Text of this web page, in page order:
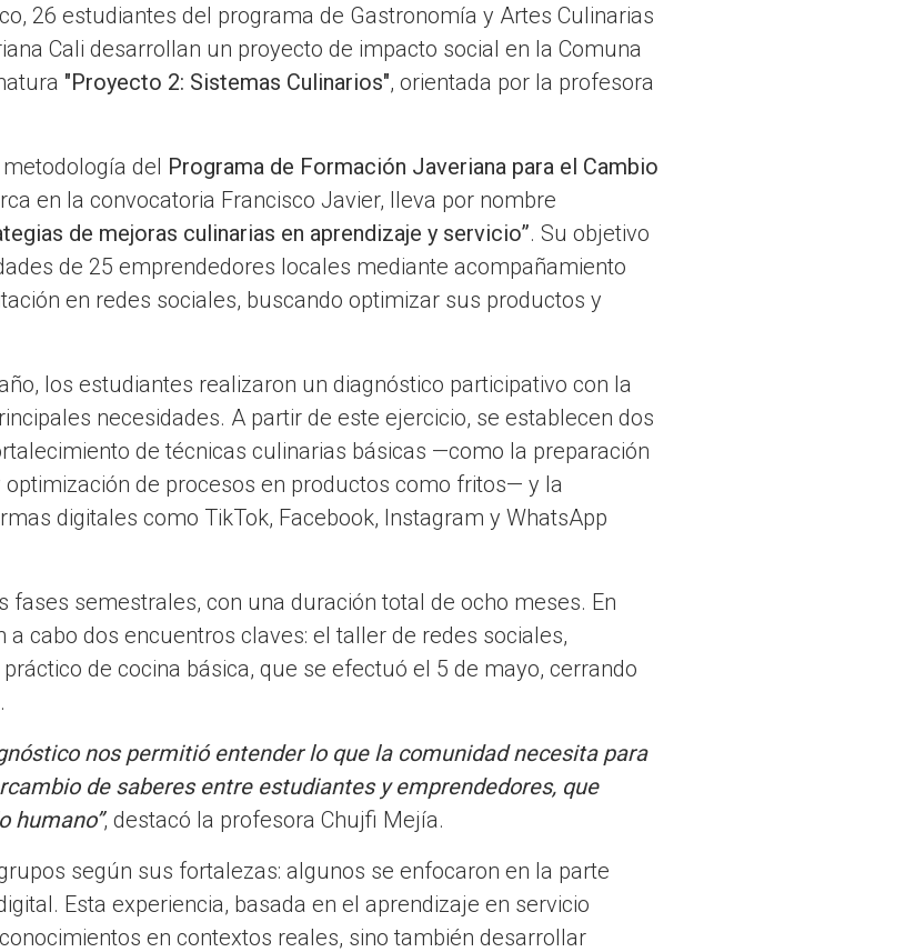
26 estudiantes del programa de Gastronomía y Artes Culinarias
Cali desarrollan un proyecto de impacto social en la Comuna
"Proyecto 2: Sistemas Culinarios", orientada por la profesora
del Programa de Formación Javeriana para el Cambio
en la convocatoria Francisco Javier, lleva por nombre
de mejoras culinarias en aprendizaje y servicio”. Su objetivo
de 25 emprendedores locales mediante acompañamiento
en redes sociales, buscando optimizar sus productos y
los estudiantes realizaron un diagnóstico participativo con la
necesidades. A partir de este ejercicio, se establecen dos
de técnicas culinarias básicas —como la preparación
de procesos en productos como fritos— y la
digitales como TikTok, Facebook, Instagram y WhatsApp
fases semestrales, con una duración total de ocho meses. En
cabo dos encuentros claves: el taller de redes sociales,
de cocina básica, que se efectuó el 5 de mayo, cerrando
nos permitió entender lo que la comunidad necesita para
de saberes entre estudiantes y emprendedores, que
humano”, destacó la profesora Chujfi Mejía.
según sus fortalezas: algunos se enfocaron en la parte
Esta experiencia, basada en el aprendizaje en servicio
en contextos reales, sino también desarrollar